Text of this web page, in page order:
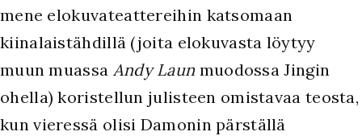
mene elokuvateattereihin katsomaan
kiinalaistähdillä (joita elokuvasta löytyy
muun muassa Andy Laun muodossa Jingin
ohella) koristellun julisteen omistavaa teosta,
kun vieressä olisi Damonin pärställä